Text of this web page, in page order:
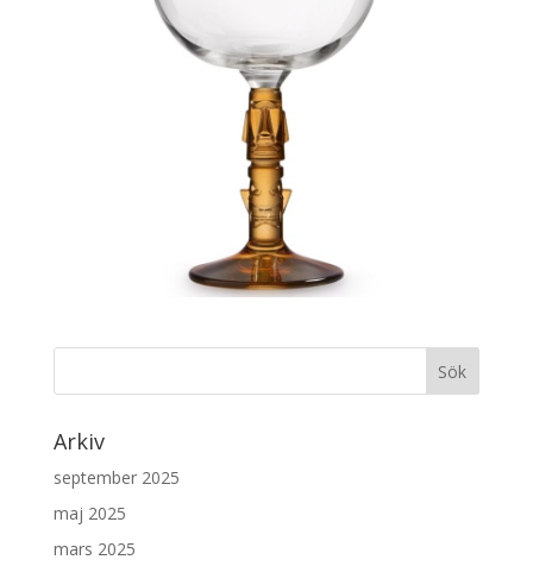
Arkiv
september 2025
maj 2025
mars 2025